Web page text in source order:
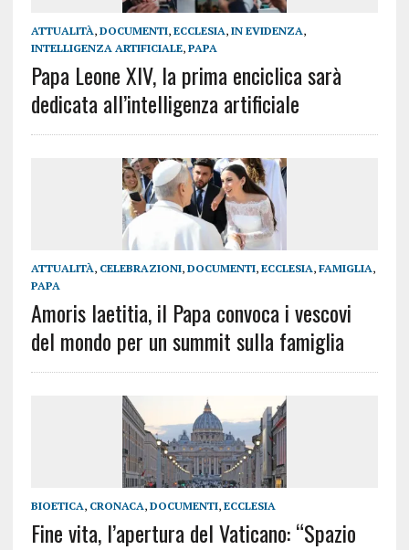
ATTUALITÀ, DOCUMENTI, ECCLESIA, IN EVIDENZA,
INTELLIGENZA ARTIFICIALE, PAPA
Papa Leone XIV, la prima enciclica sarà
dedicata all’intelligenza artificiale
ATTUALITÀ, CELEBRAZIONI, DOCUMENTI, ECCLESIA, FAMIGLIA,
PAPA
Amoris laetitia, il Papa convoca i vescovi
del mondo per un summit sulla famiglia
BIOETICA, CRONACA, DOCUMENTI, ECCLESIA
Fine vita, l’apertura del Vaticano: “Spazio